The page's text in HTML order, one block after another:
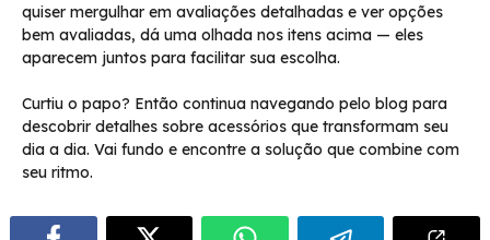
quiser mergulhar em avaliações detalhadas e ver opções
bem avaliadas, dá uma olhada nos itens acima — eles
aparecem juntos para facilitar sua escolha.
Curtiu o papo? Então continua navegando pelo blog para
descobrir detalhes sobre acessórios que transformam seu
dia a dia. Vai fundo e encontre a solução que combine com
seu ritmo.